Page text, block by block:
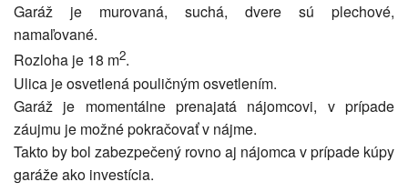
Garáž je murovaná, suchá, dvere sú plechové,
namaľované.
Rozloha je 18 m2.
Ulica je osvetlená pouličným osvetlením.
Garáž je momentálne prenajatá nájomcovi, v prípade
záujmu je možné pokračovať v nájme.
Takto by bol zabezpečený rovno aj nájomca v prípade kúpy
garáže ako investícia.